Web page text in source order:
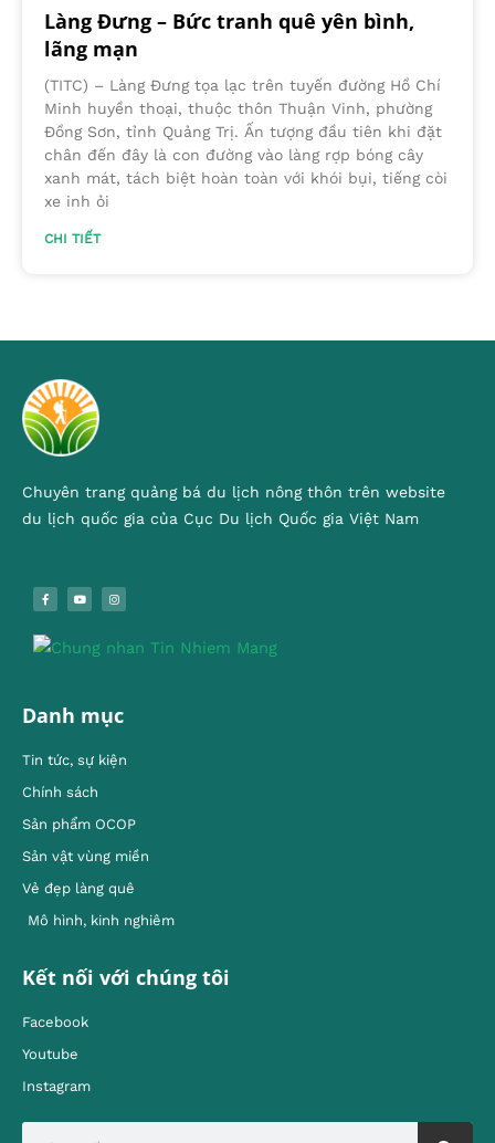
Làng Đưng – Bức tranh quê yên bình,
lãng mạn
(TITC) – Làng Đưng tọa lạc trên tuyến đường Hồ Chí
Minh huyền thoại, thuộc thôn Thuận Vinh, phường
Đồng Sơn, tỉnh Quảng Trị. Ấn tượng đầu tiên khi đặt
chân đến đây là con đường vào làng rợp bóng cây
xanh mát, tách biệt hoàn toàn với khói bụi, tiếng còi
xe inh ỏi
CHI TIẾT
Chuyên trang quảng bá du lịch nông thôn trên website
du lịch quốc gia của Cục Du lịch Quốc gia Việt Nam
Danh mục
Tin tức, sự kiện
Chính sách
Sản phẩm OCOP
Sản vật vùng miền
Vẻ đẹp làng quê
Mô hình, kinh nghiêm
Kết nối với chúng tôi
Facebook
Youtube
Instagram